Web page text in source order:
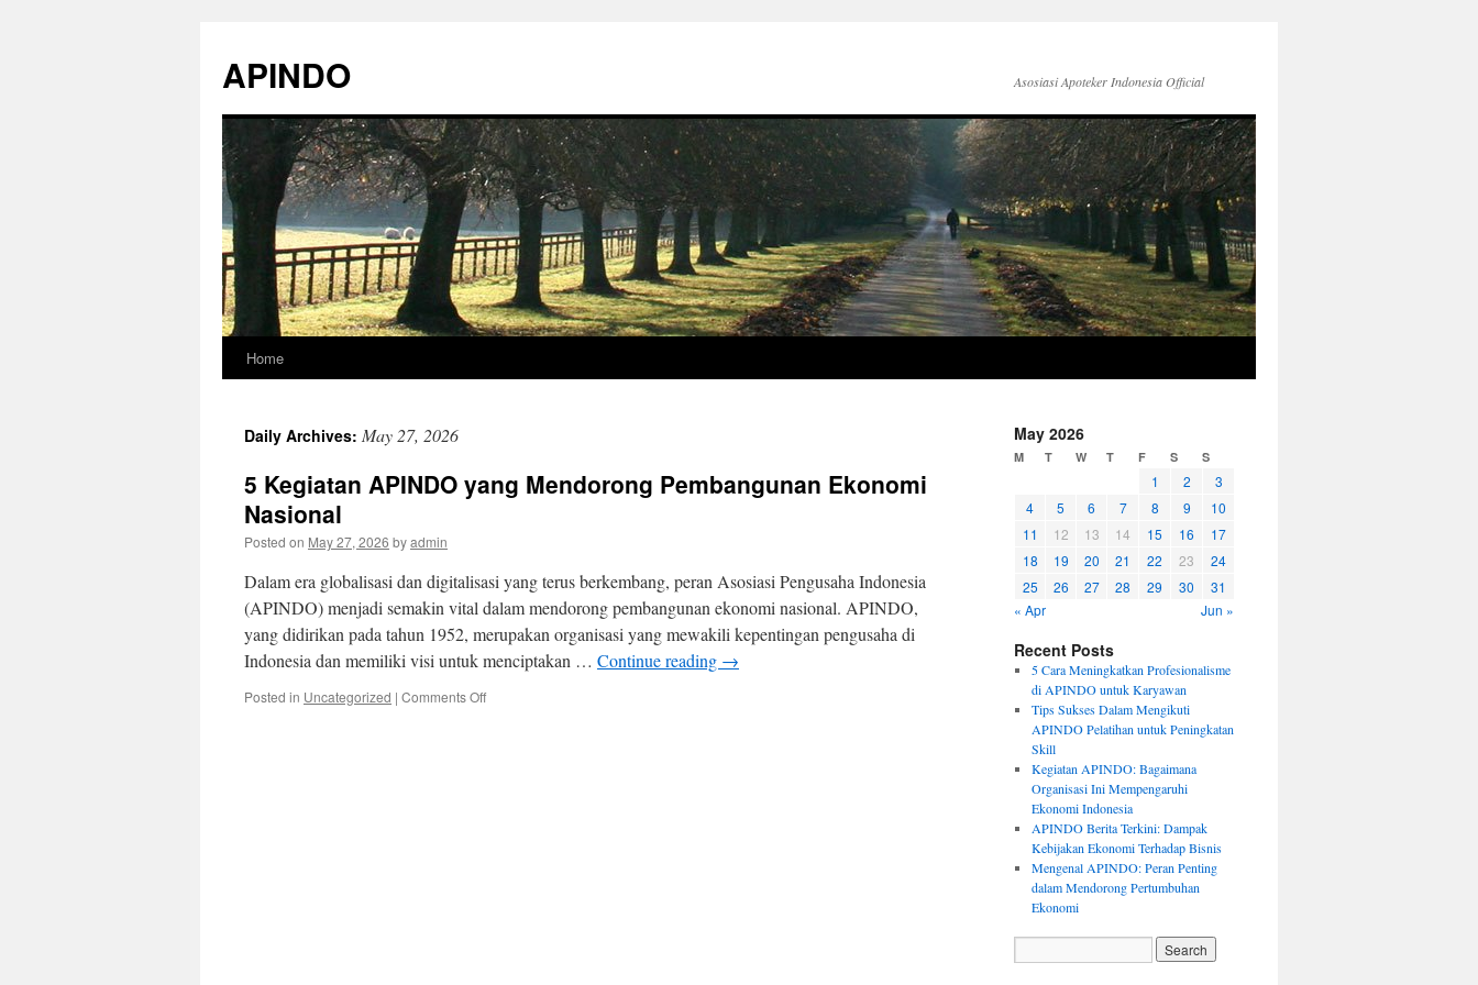
content
APINDO Asosiasi Apoteker Indonesia Official
Home
Daily Archives: May 27, 2026
5 Kegiatan APINDO yang Mendorong Pembangunan Ekonomi
Nasional
Posted on May 27, 2026 byadmin
Dalam era globalisasi dan digitalisasi yang terus berkembang, peran Asosiasi Pengusaha Indonesia
(APINDO) menjadi semakin vital dalam mendorong pembangunan ekonomi nasional. APINDO,
yang didirikan pada tahun 1952, merupakan organisasi yang mewakili kepentingan pengusaha di
Indonesia dan memiliki visi untuk menciptakan … Continue reading →
Posted in Uncategorized | Comments Offon
May 2026
M T W T F S S
1 2
3
4
5 6 7 8 9
10
11
12 13 14 15 16
17
18
19 20 21 22 23
24
25
26 27 28 29 30
31
« Apr
Jun »
Recent Posts
5 Cara Meningkatkan Profesionalisme
di APINDO untuk Karyawan
Tips Sukses Dalam Mengikuti
APINDO Pelatihan untuk Peningkatan
Skill
Kegiatan APINDO: Bagaimana
Organisasi Ini Mempengaruhi
Ekonomi Indonesia
APINDO Berita Terkini: Dampak
Kebijakan Ekonomi Terhadap Bisnis
Mengenal APINDO: Peran Penting
dalam Mendorong Pertumbuhan
Ekonomi